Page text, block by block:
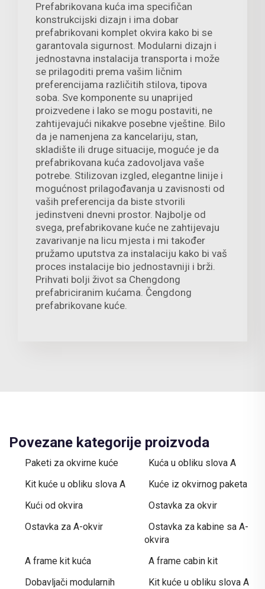
Prefabrikovana kuća ima specifičan
konstrukcijski dizajn i ima dobar
prefabrikovani komplet okvira kako bi se
garantovala sigurnost. Modularni dizajn i
jednostavna instalacija transporta i može
se prilagoditi prema vašim ličnim
preferencijama različitih stilova, tipova
soba. Sve komponente su unaprijed
proizvedene i lako se mogu postaviti, ne
zahtijevajući nikakve posebne vještine. Bilo
da je namenjena za kancelariju, stan,
skladište ili druge situacije, moguće je da
prefabrikovana kuća zadovoljava vaše
potrebe. Stilizovan izgled, elegantne linije i
mogućnost prilagođavanja u zavisnosti od
vaših preferencija da biste stvorili
jedinstveni dnevni prostor. Najbolje od
svega, prefabrikovane kuće ne zahtijevaju
zavarivanje na licu mjesta i mi također
pružamo uputstva za instalaciju kako bi vaš
proces instalacije bio jednostavniji i brži.
Prihvati bolji život sa Chengdong
prefabriciranim kućama. Čengdong
prefabrikovane kuće.
Povezane kategorije proizvoda
Paketi za okvirne kuće
Kuća u obliku slova A
Kit kuće u obliku slova A
Kuće iz okvirnog paketa
Kući od okvira
Ostavka za okvir
Ostavka za A-okvir
Ostavka za kabine sa A-
okvira
A frame kit kuća
A frame cabin kit
Dobavljači modularnih
Kit kuće u obliku slova A